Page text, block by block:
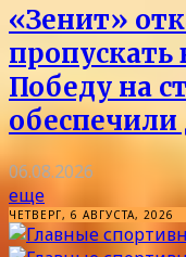
«Зенит»
пропускать
Победу на
06.08.2026
еще
ЧЕТВЕРГ, 6 АВГУСТА, 2026